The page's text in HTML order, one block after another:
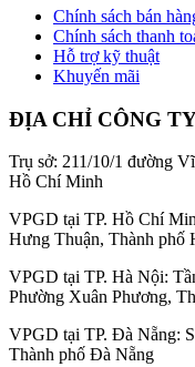
Chính sách bán
Chính sách thanh
Hỗ trợ kỹ thuật
Khuyến mãi
ĐỊA CHỈ CÔNG
Trụ sở: 211/10/1 đường
Hồ Chí Minh
VPGD tại TP. Hồ Chí
Hưng Thuận, Thành phố
VPGD tại TP. Hà Nội:
Phường Xuân Phương,
VPGD tại TP. Đà Nẵng:
Thành phố Đà Nẵng